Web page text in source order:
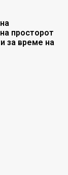
просторот
за време на